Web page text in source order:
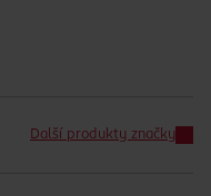
Další produkty značky